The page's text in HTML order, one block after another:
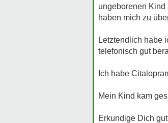
ungeborenen Kind
haben mich zu
Letztendlich habe
telefonisch gut
Ich habe
Mein Kind kam
Erkundige Dich